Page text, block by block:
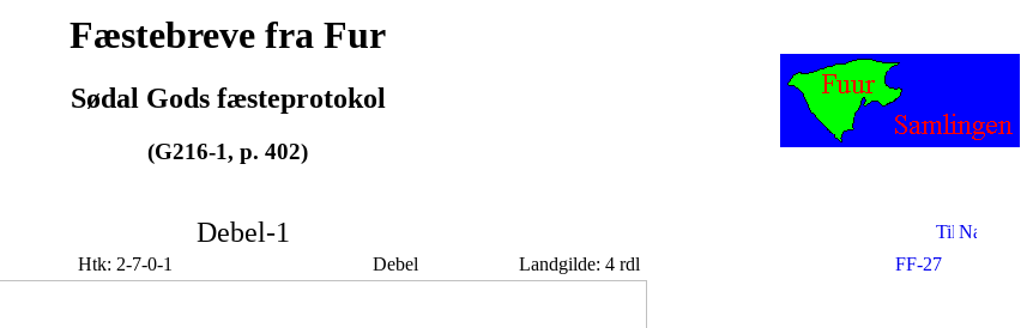
Fæstebreve fra Fur
Sødal Gods fæsteprotokol
(G216-1, p. 402)
Debel-1
Htk: 2-7-0-1 Debel Landgilde: 4 rdl FF-27